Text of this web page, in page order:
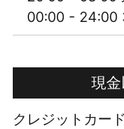
00:00 - 24:00
現
クレジットカー